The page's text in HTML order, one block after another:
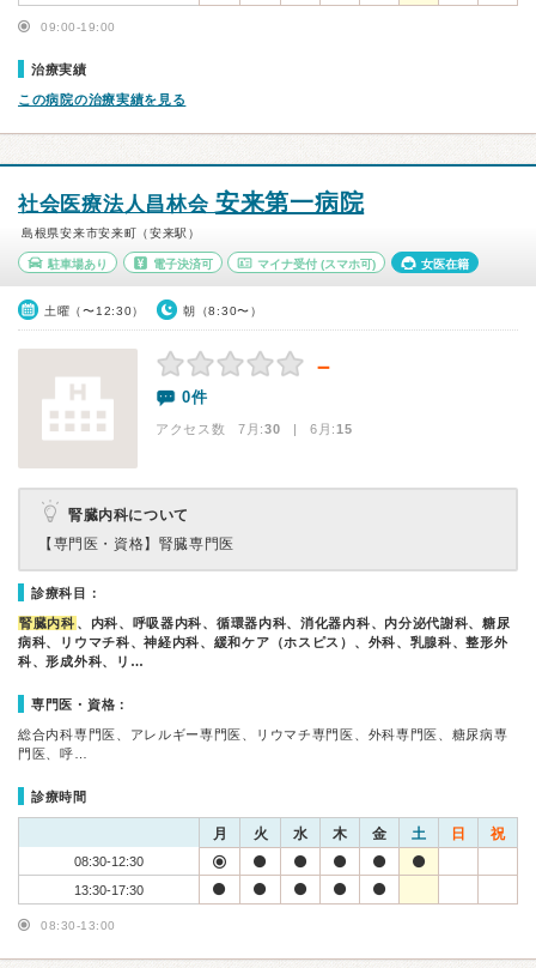
09:00-19:00
治療実績
この病院の治療実績を見る
社会医療法人昌林会 安来第一病院
島根県安来市安来町（安来駅）
駐車場あり 電子決済可 マイナ受付 (スマホ可) 女医在籍
土曜（〜12:30） 朝（8:30〜）
－
0件
アクセス数 7月:30 | 6月:15
腎臓内科について
【専門医・資格】 腎臓専門医
診療科目：
腎臓内科 、内科、呼吸器内科、循環器内科、消化器内科、内分泌代謝科、糖尿
病科、リウマチ科、神経内科、緩和ケア（ホスピス）、外科、乳腺科、整形外
科、形成外科、リ…
専門医・資格：
総合内科専門医、アレルギー専門医、リウマチ専門医、外科専門医、糖尿病専
門医、呼…
診療時間
月 火 水 木 金 土 日 祝
08:30-12:30
13:30-17:30
08:30-13:00